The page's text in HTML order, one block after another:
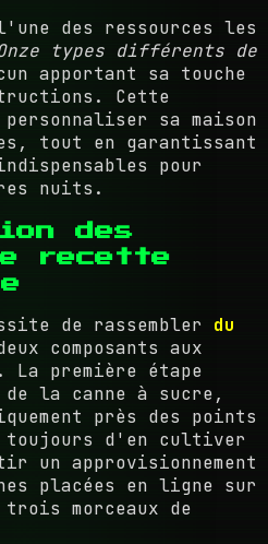
des ressources les
types différents de
apportant sa touche
Cette
sa maison
tout en garantissant
pour
nuits.
des
recette
de rassembler du
composants aux
première étape
la canne à sucre,
près des points
d'en cultiver
un approvisionnement
placées en ligne sur
morceaux de